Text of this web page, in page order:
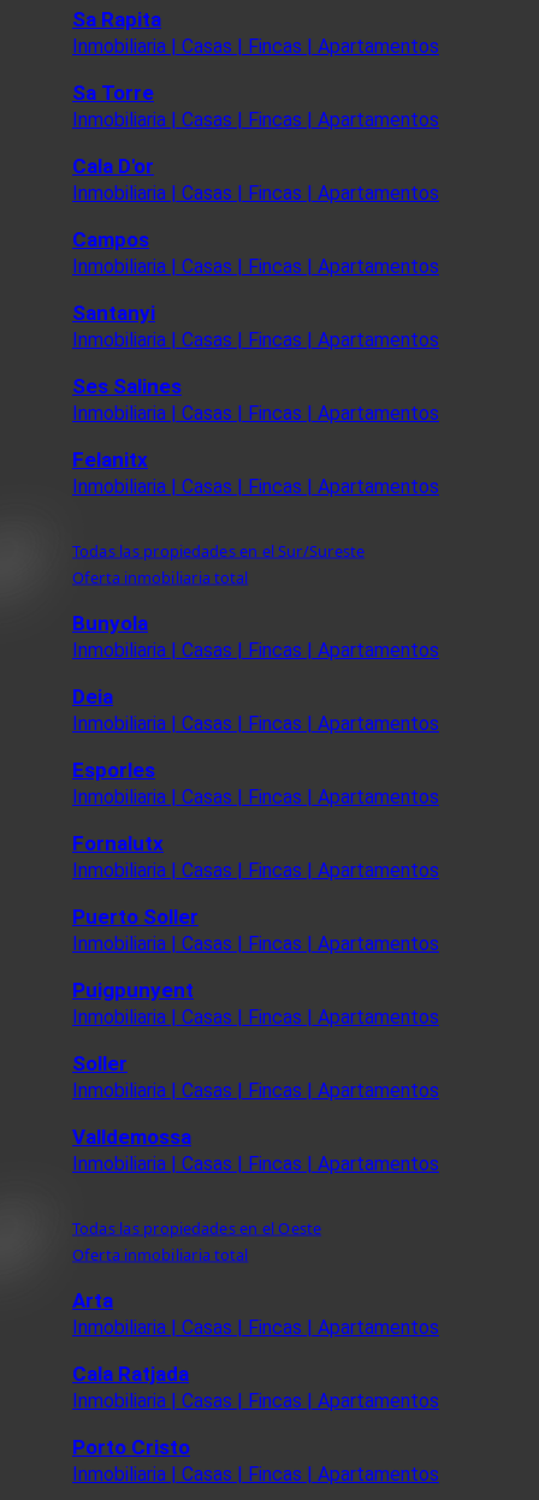
Sa Rapita
Inmobiliaria | Casas | Fincas | Apartamentos
Sa Torre
Inmobiliaria | Casas | Fincas | Apartamentos
Cala D'or
Inmobiliaria | Casas | Fincas | Apartamentos
Campos
Inmobiliaria | Casas | Fincas | Apartamentos
Santanyi
Inmobiliaria | Casas | Fincas | Apartamentos
Ses Salines
Inmobiliaria | Casas | Fincas | Apartamentos
Felanitx
Inmobiliaria | Casas | Fincas | Apartamentos
Todas las propiedades en el Sur/Sureste
Oferta inmobiliaria total
Bunyola
Inmobiliaria | Casas | Fincas | Apartamentos
Deia
Inmobiliaria | Casas | Fincas | Apartamentos
Esporles
Inmobiliaria | Casas | Fincas | Apartamentos
Fornalutx
Inmobiliaria | Casas | Fincas | Apartamentos
Puerto Soller
Inmobiliaria | Casas | Fincas | Apartamentos
Puigpunyent
Inmobiliaria | Casas | Fincas | Apartamentos
Soller
Inmobiliaria | Casas | Fincas | Apartamentos
Valldemossa
Inmobiliaria | Casas | Fincas | Apartamentos
Todas las propiedades en el Oeste
Oferta inmobiliaria total
Arta
Inmobiliaria | Casas | Fincas | Apartamentos
Cala Ratjada
Inmobiliaria | Casas | Fincas | Apartamentos
Porto Cristo
Inmobiliaria | Casas | Fincas | Apartamentos